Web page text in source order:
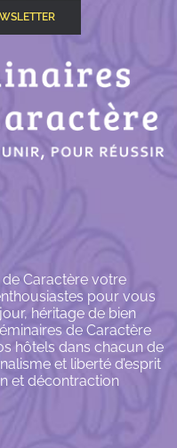
Caractère votre
pour vous
héritage de bien
de Caractère
hôtels dans chacun de
et liberté d’esprit
et décontraction